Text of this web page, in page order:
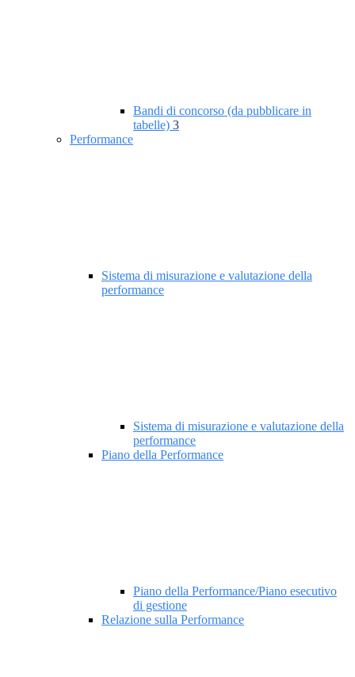
Bandi di concorso (da pubblicare in
tabelle) 3
Performance
Sistema di misurazione e valutazione della
performance
Sistema di misurazione e valutazione della
performance
Piano della Performance
Piano della Performance/Piano esecutivo
di gestione
Relazione sulla Performance